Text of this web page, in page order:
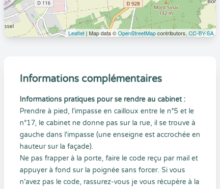
Leaflet | Map data ©OpenStreetMapcontributors, CC-BY-SA
Informations complémentaires
Informations pratiques pour se rendre au cabinet :
Prendre à pied, l'impasse en cailloux entre le n°5 et le
n°17, le cabinet ne donne pas sur la rue, il se trouve à
gauche dans l'impasse (une enseigne est accrochée en
hauteur sur la façade).
Ne pas frapper à la porte, faire le code reçu par mail et
appuyer à fond sur la poignée sans forcer. Si vous
n'avez pas le code, rassurez-vous je vous récupère à la